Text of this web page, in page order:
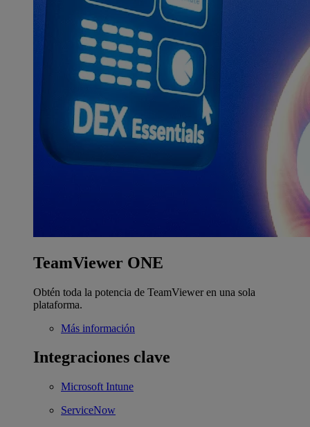
TeamViewer ONE
Obtén toda la potencia de TeamViewer en una sola
plataforma.
Más información
Integraciones clave
Microsoft Intune
ServiceNow